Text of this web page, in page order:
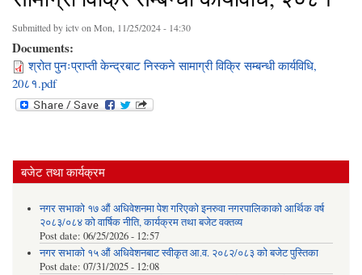
Submitted byictvon Mon, 11/25/2024 - 14:30
Documents:
श्रोत पुनःप्राप्ती केन्द्रबाट निस्कने सामाग्री विक्रि सम्बन्धी कार्यविधि,
20८१.pdf
बजेट तथा कार्यक्रम
नगर सभाको १७ औं अधिवेशनमा पेश गरिएको इनरुवा नगरपालिकाको आर्थिक वर्ष
२०८३/०८४ को वार्षिक नीति, कार्यक्रम तथा बजेट वक्तव्य
Post date: 06/25/2026 - 12:57
नगर सभाको १५ औं अधिवेशनबाट स्वीकृत आ.व. २०८२/०८३ को बजेट पुस्तिका
Post date: 07/31/2025 - 12:08